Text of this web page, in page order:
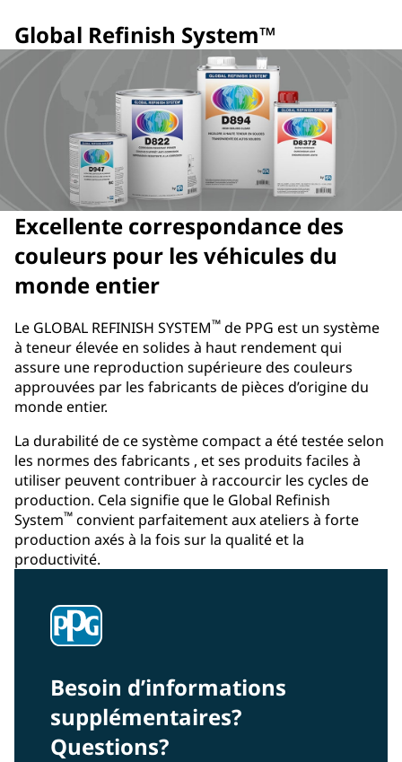
Global Refinish System™
Excellente correspondance des
couleurs pour les véhicules du
monde entier
Le GLOBAL REFINISH SYSTEM™ de PPG est un système
à teneur élevée en solides à haut rendement qui
assure une reproduction supérieure des couleurs
approuvées par les fabricants de pièces d’origine du
monde entier.
La durabilité de ce système compact a été testée selon
les normes des fabricants , et ses produits faciles à
utiliser peuvent contribuer à raccourcir les cycles de
production. Cela signifie que le Global Refinish
System™ convient parfaitement aux ateliers à forte
production axés à la fois sur la qualité et la
productivité.
Besoin d’informations
supplémentaires?
Questions?